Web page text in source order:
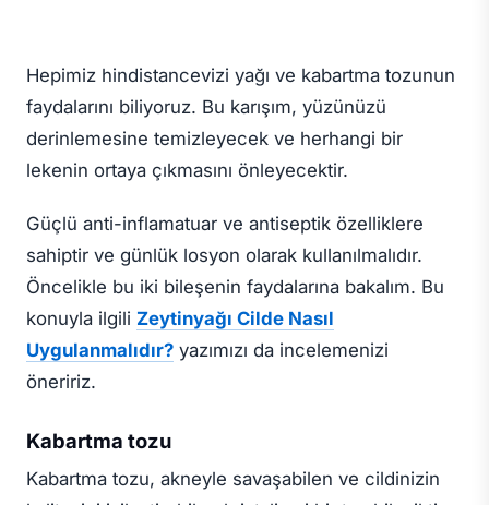
Hepimiz hindistancevizi yağı ve kabartma tozunun
faydalarını biliyoruz. Bu karışım, yüzünüzü
derinlemesine temizleyecek ve herhangi bir
lekenin ortaya çıkmasını önleyecektir.
Güçlü anti-inflamatuar ve antiseptik özelliklere
sahiptir ve günlük losyon olarak kullanılmalıdır.
Öncelikle bu iki bileşenin faydalarına bakalım. Bu
konuyla ilgili Zeytinyağı Cilde Nasıl
Uygulanmalıdır? yazımızı da incelemenizi
öneririz.
Kabartma tozu
Kabartma tozu, akneyle savaşabilen ve cildinizin